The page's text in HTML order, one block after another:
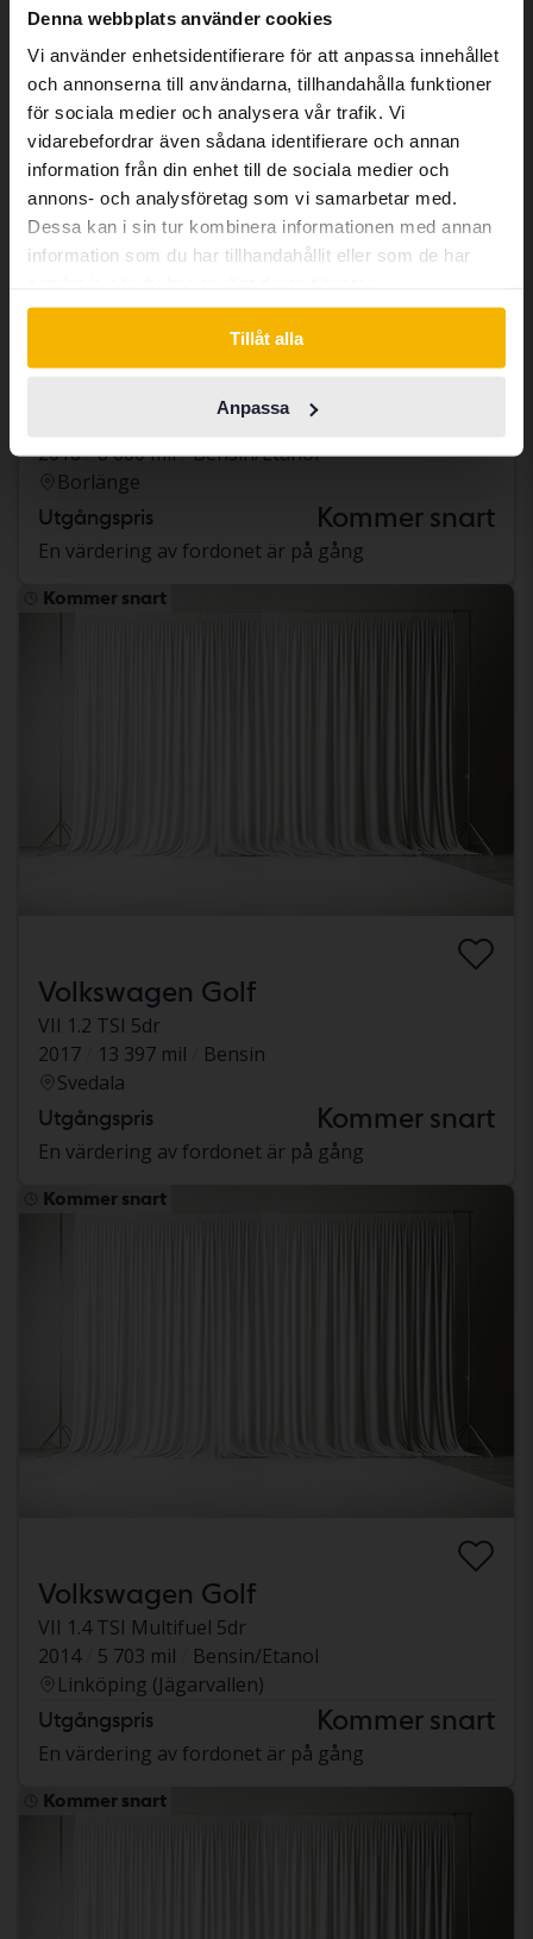
Denna webbplats använder cookies
Vi använder enhetsidentifierare för att anpassa innehållet
och annonserna till användarna, tillhandahålla funktioner
för sociala medier och analysera vår trafik. Vi
vidarebefordrar även sådana identifierare och annan
information från din enhet till de sociala medier och
annons- och analysföretag som vi samarbetar med.
Dessa kan i sin tur kombinera informationen med annan
information som du har tillhandahållit eller som de har
Tillåt alla
Anpassa
VII 1.4 TSI Multifuel 5dr
2018
8 600 mil
Bensin/Etanol
Borlänge
Utgångspris Kommer snart
En värdering av fordonet är på gång
Kommer snart
Volkswagen Golf
VII 1.2 TSI 5dr
2017
13 397 mil
Bensin
Svedala
Utgångspris Kommer snart
En värdering av fordonet är på gång
Kommer snart
Volkswagen Golf
VII 1.4 TSI Multifuel 5dr
2014
5 703 mil
Bensin/Etanol
Linköping (Jägarvallen)
Utgångspris Kommer snart
En värdering av fordonet är på gång
Kommer snart
We have detected that your browser
Swedish. To better service our friends
abroad we have an English language
site (kvdcars.com) that contains all the
same vehicles and services.
Continue in Swedish
Switch to...